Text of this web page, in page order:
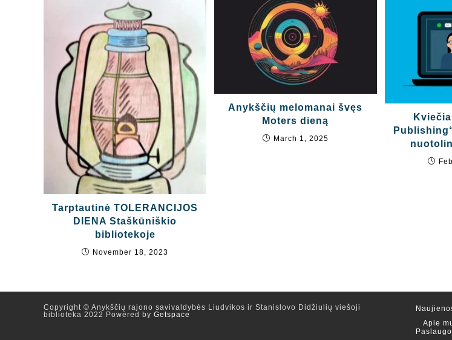
Tarptautinė TOLERANCIJOS
DIENA Staškūniškio
bibliotekoje
November 18, 2023
Anykščių melomanai švęs
Moters dieną
March 1, 2025
Apie
Copyright © Anykščių rajono savivaldybės Liudvikos ir Stanislovo Didžiulių viešoji
biblioteka 2022 Powered by Getspace